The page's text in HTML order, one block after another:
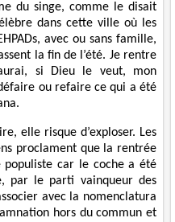
du singe, comme le disait
dans cette ville où les
avec ou sans famille,
la fin de l’été. Je rentre
si Dieu le veut, mon
ou refaire ce qui a été
elle risque d’exploser. Les
proclament que la rentrée
car le coche a été
par le parti vainqueur des
avec la nomenclatura
hors du commun et